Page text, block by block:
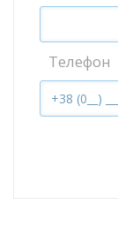
Телефон